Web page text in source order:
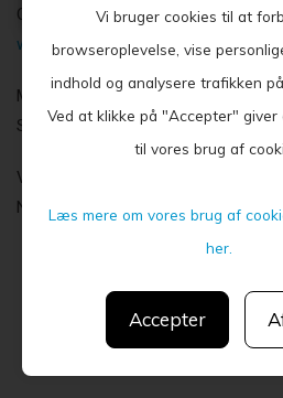
Orientering kan søges på
www.vaccination.dk
Man kan med fordel benytte
Service som ligger i Strandbygade
Vær i god tid før afrejse for visse
Nogen skal gives flere gange.
Vi bruger cookies til at
browseroplevelse, vise
indhold og analysere trafikken
Ved at klikke på "Accepter" giver
til vores brug af
Læs mere om vores brug af
her.
Accepter